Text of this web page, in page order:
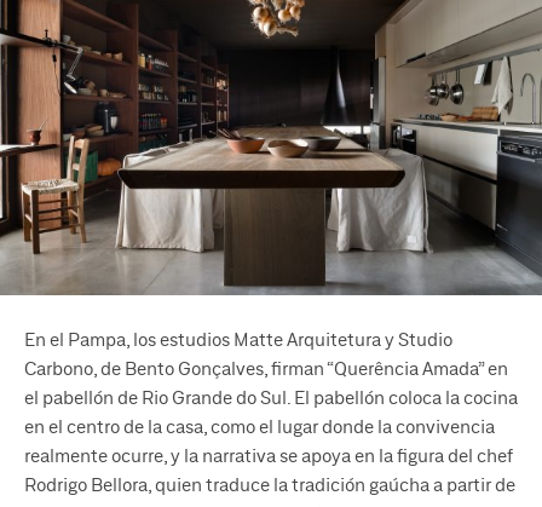
En el Pampa, los estudios Matte Arquitetura y Studio
Carbono, de Bento Gonçalves, firman “Querência Amada” en
el pabellón de Rio Grande do Sul. El pabellón coloca la cocina
en el centro de la casa, como el lugar donde la convivencia
realmente ocurre, y la narrativa se apoya en la figura del chef
Rodrigo Bellora, quien traduce la tradición gaúcha a partir de